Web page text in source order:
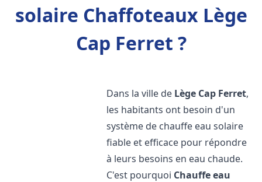
solaire Chaffoteaux Lège
Cap Ferret ?
Dans la ville de Lège Cap Ferret,
les habitants ont besoin d'un
système de chauffe eau solaire
fiable et efficace pour répondre
à leurs besoins en eau chaude.
C'est pourquoi Chauffe eau